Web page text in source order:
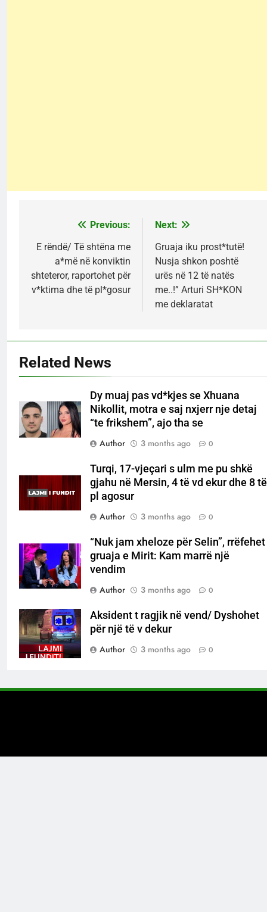
navigation
Previous:
E rëndë/ Të shtëna me
a*më në konviktin
shteteror, raportohet për
v*ktima dhe të pl*gosur
Next:
Gruaja iku prost*tutë!
Nusja shkon poshtë
urës në 12 të natës
me..!” Arturi SH*KON
me deklaratat
Related News
Dy muaj pas vd*kjes se Xhuana
Nikollit, motra e saj nxjerr nje detaj
“te frikshem”, ajo tha se
Author
3 months ago 0
Turqi, 17-vjeçari s ulm me pu shkë
gjahu në Mersin, 4 të vd ekur dhe 8 të
pl agosur
Author
3 months ago 0
“Nuk jam xheloze për Selin”, rrëfehet
gruaja e Mirit: Kam marrë një
vendim
Author
3 months ago 0
Aksident t ragjik në vend/ Dyshohet
për një të v dekur
Author
3 months ago 0